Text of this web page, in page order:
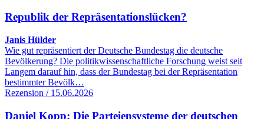
Republik der Repräsentationslücken?
Janis Hülder
Wie gut repräsentiert der Deutsche Bundestag die deutsche
Bevölkerung? Die politikwissenschaftliche Forschung weist seit
Langem darauf hin, dass der Bundestag bei der Repräsentation
bestimmter Bevölk…
Rezension / 15.06.2026
Daniel Kopp: Die Parteiensysteme der deutschen